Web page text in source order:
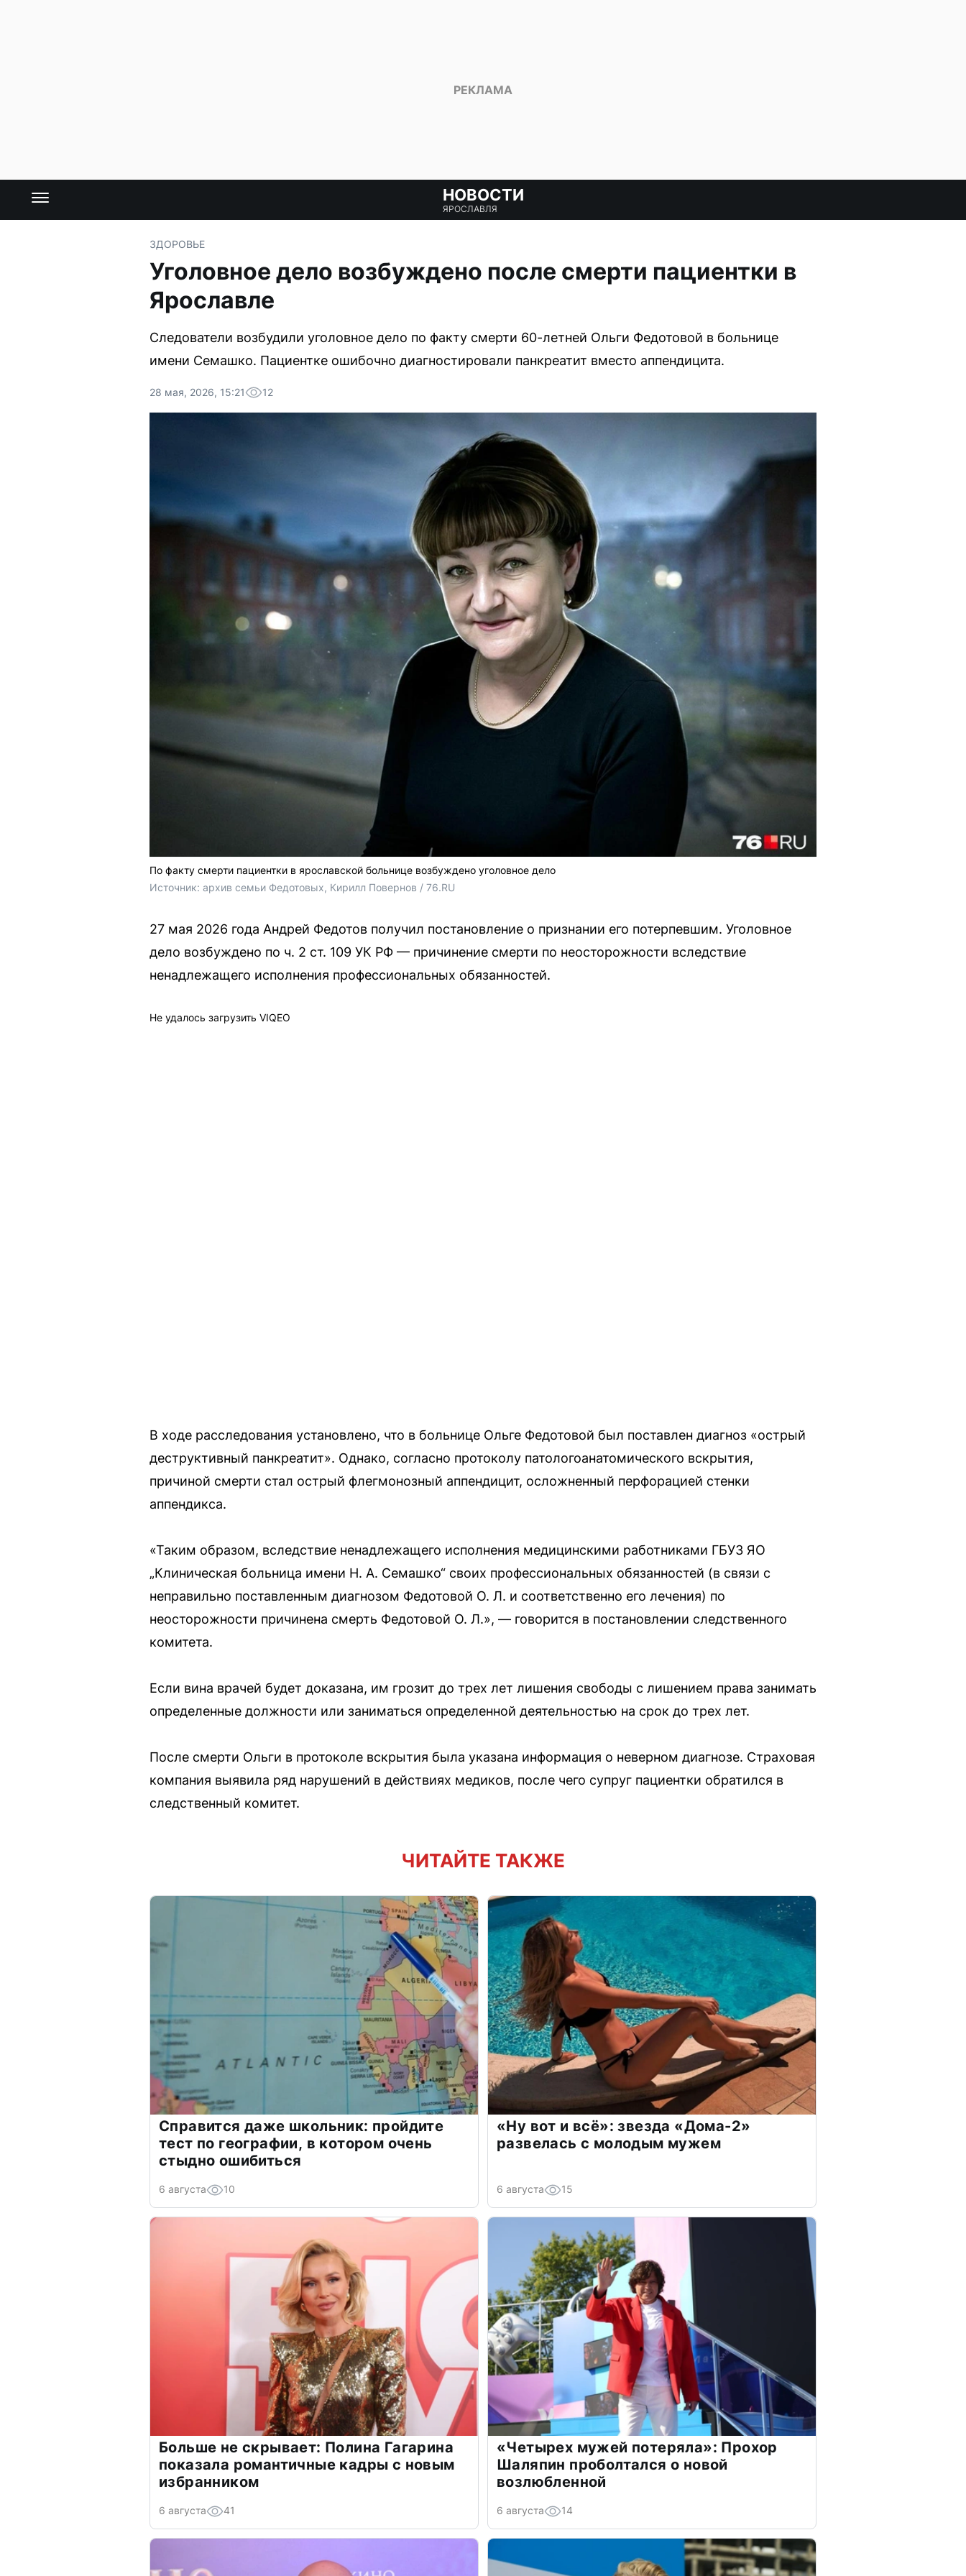
НОВОСТИ
ЯРОСЛАВЛЯ
ЗДОРОВЬЕ
Уголовное дело возбуждено после смерти пациентки в
Ярославле
Следователи возбудили уголовное дело по факту смерти 60-летней Ольги Федотовой в больнице
имени Семашко. Пациентке ошибочно диагностировали панкреатит вместо аппендицита.
28 мая, 2026, 15:21 12
По факту смерти пациентки в ярославской больнице возбуждено уголовное дело
Источник: архив семьи Федотовых, Кирилл Повернов / 76.RU
27 мая 2026 года Андрей Федотов получил постановление о признании его потерпевшим. Уголовное
дело возбуждено по ч. 2 ст. 109 УК РФ — причинение смерти по неосторожности вследствие
ненадлежащего исполнения профессиональных обязанностей.
Не удалось загрузить VIQEO
В ходе расследования установлено, что в больнице Ольге Федотовой был поставлен диагноз «острый
деструктивный панкреатит». Однако, согласно протоколу патологоанатомического вскрытия,
причиной смерти стал острый флегмонозный аппендицит, осложненный перфорацией стенки
аппендикса.
«Таким образом, вследствие ненадлежащего исполнения медицинскими работниками ГБУЗ ЯО
„Клиническая больница имени Н. А. Семашко“ своих профессиональных обязанностей (в связи с
неправильно поставленным диагнозом Федотовой О. Л. и соответственно его лечения) по
неосторожности причинена смерть Федотовой О. Л.», — говорится в постановлении следственного
комитета.
Если вина врачей будет доказана, им грозит до трех лет лишения свободы с лишением права занимать
определенные должности или заниматься определенной деятельностью на срок до трех лет.
После смерти Ольги в протоколе вскрытия была указана информация о неверном диагнозе. Страховая
компания выявила ряд нарушений в действиях медиков, после чего супруг пациентки обратился в
следственный комитет.
ЧИТАЙТЕ ТАКЖЕ
Справится даже школьник: пройдите
тест по географии, в котором очень
стыдно ошибиться
6 августа 10
«Ну вот и всё»: звезда «Дома-2»
развелась с молодым мужем
6 августа 15
Больше не скрывает: Полина Гагарина
показала романтичные кадры с новым
избранником
6 августа 41
«Четырех мужей потеряла»: Прохор
Шаляпин проболтался о новой
возлюбленной
6 августа 14